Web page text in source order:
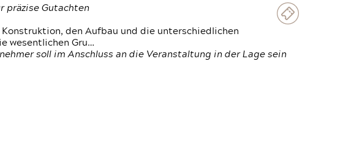
präzise Gutachten
den Aufbau und die unterschiedlichen
wesentlichen Gru…
soll im Anschluss an die Veranstaltung in der Lage sein